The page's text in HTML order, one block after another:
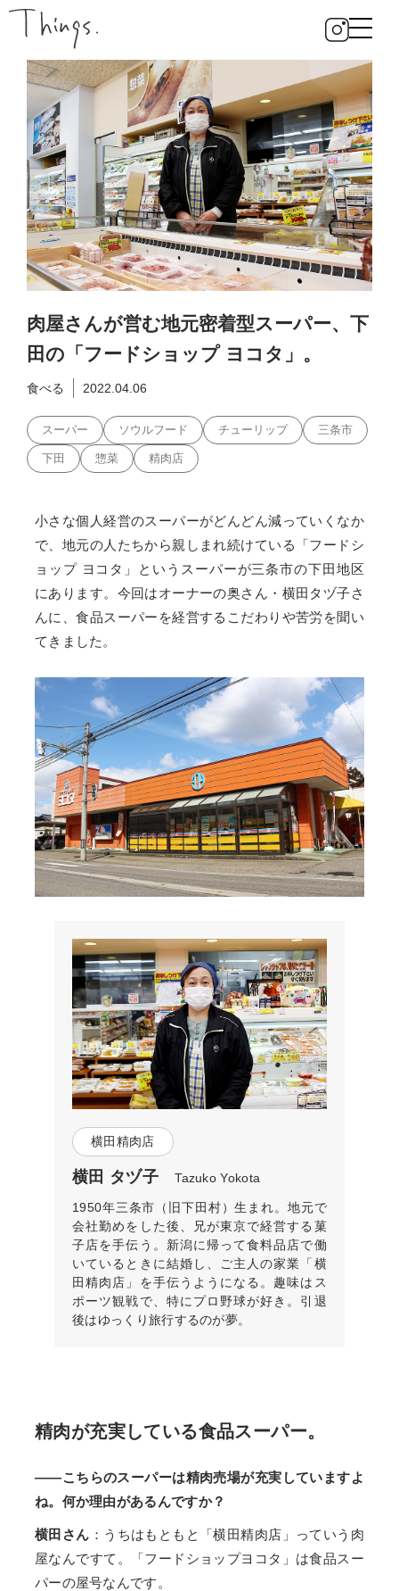
肉屋さんが営む地元密着型スーパー、下
田の「フードショップ ヨコタ」。
食べる 2022.04.06
スーパー ソウルフード チューリップ 三条市
下田 惣菜 精肉店
小さな個人経営のスーパーがどんどん減っていくなか
で、地元の人たちから親しまれ続けている「フードシ
ョップ ヨコタ」というスーパーが三条市の下田地区
にあります。今回はオーナーの奥さん・横田タヅ子さ
んに、食品スーパーを経営するこだわりや苦労を聞い
てきました。
横田精肉店
横田 タヅ子 Tazuko Yokota
1950年三条市（旧下田村）生まれ。地元で
会社勤めをした後、兄が東京で経営する菓
子店を手伝う。新潟に帰って食料品店で働
いているときに結婚し、ご主人の家業「横
田精肉店」を手伝うようになる。趣味はス
ポーツ観戦で、特にプロ野球が好き。引退
後はゆっくり旅行するのが夢。
精肉が充実している食品スーパー。
——こちらのスーパーは精肉売場が充実していますよ
ね。何か理由があるんですか？
横田さん ：うちはもともと「横田精肉店」っていう肉
屋なんですて。「フードショップヨコタ」は食品スー
パーの屋号なんです。